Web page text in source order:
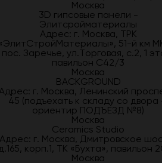
Москва
3D гипсовые панели -
Элитсройматериалы
Адрес: г. Москва, ТРК
51-й км
пос. Заречье, ул.Торговая, с.2, 1
павильон С42/3
Москва
BACKGROUND
г. Москва, Ленинский
45 (подъехать к складу со двора
ориентир ПОДЪЕЗД №8)
Москва
Ceramics Studio
Адрес: г. Москва, Дмитровское
корп.1, ТК «Бухта», павильон
Москва